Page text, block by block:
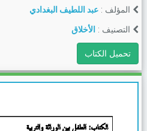
المؤلف : عبد اللطيف البغدادي
التصنيف : الأخلاق
تحميل الكتاب